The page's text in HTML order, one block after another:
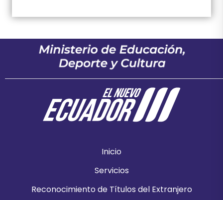
Inicio
Servicios
Reconocimiento de Títulos del Extranjero